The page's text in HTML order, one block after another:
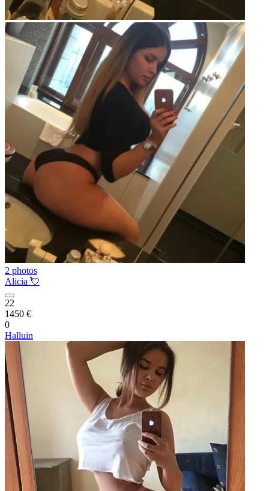
2 photos
Alicia 💘
22
1450 €
0
Halluin